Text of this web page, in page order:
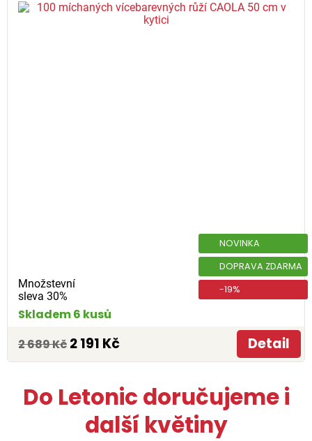
Množstevní
sleva 30%
NOVINKA
DOPRAVA ZDARMA
-19%
Skladem 6 kusů
2 689 Kč 2 191 Kč Detail
Do Letonic doručujeme i
další květiny